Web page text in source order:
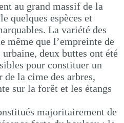
au grand massif de la
quelques espèces et
La variété des
même que l’empreinte de
deux buttes ont été
pour constituer un
la cime des arbres,
sur la forêt et les étangs
majoritairement de